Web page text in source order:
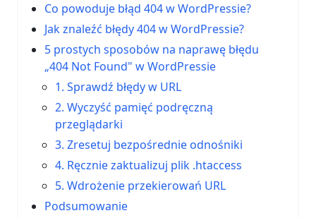
Co powoduje błąd 404 w WordPressie?
Jak znaleźć błędy 404 w WordPressie?
5 prostych sposobów na naprawę błędu
„404 Not Found" w WordPressie
1. Sprawdź błędy w URL
2. Wyczyść pamięć podręczną
przeglądarki
3. Zresetuj bezpośrednie odnośniki
4. Ręcznie zaktualizuj plik .htaccess
5. Wdrożenie przekierowań URL
Podsumowanie